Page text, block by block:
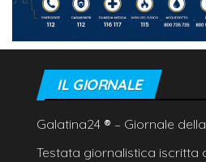
IL GIORNALE
Galatina24 ® – Giornale
Testata giornalistica iscritta